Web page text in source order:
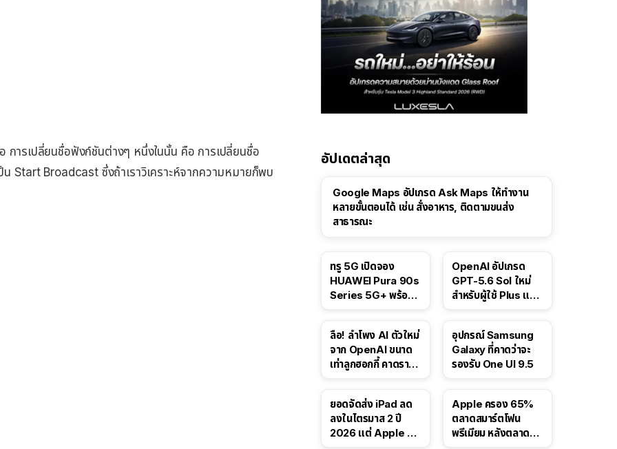
การเปลี่ยนชื่อฟังก์ชันต่างๆ หนึ่งในนั้น คือ การเปลี่ยนชื่อ
Start Broadcast ซึ่งถ้าเราวิเคราะห์จากความหมายก็พบ
อัปเดตล่าสุด
Google Maps อัปเกรด Ask Maps ให้ทำงาน
หลายขั้นตอนได้ เช่น สั่งอาหาร, ติดตามขนส่ง
สาธารณะ
ทรู 5G เปิดจอง
HUAWEI Pura 90s
Series 5G+ พร้อม
OpenAI อัปเกรด
GPT-5.6 Sol ใหม่
สำหรับผู้ใช้ Plus และ
ลือ! ลำโพง AI ตัวใหม่
จาก OpenAI ขนาด
เท่าลูกฮอกกี้ คาดราคา
อุปกรณ์ Samsung
Galaxy ที่คาดว่าจะ
รองรับ One UI 9.5
ยอดจัดส่ง iPad ลด
ลงในไตรมาส 2 ปี
2026 แต่ Apple ยัง
Apple ครอง 65%
ตลาดสมาร์ตโฟน
พรีเมียม หลังตลาดทำ